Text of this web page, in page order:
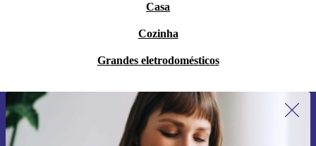
Casa
Cozinha
Grandes eletrodomésticos
Subscreve a nossa newsletter pela
primeira vez e poupa 15€!